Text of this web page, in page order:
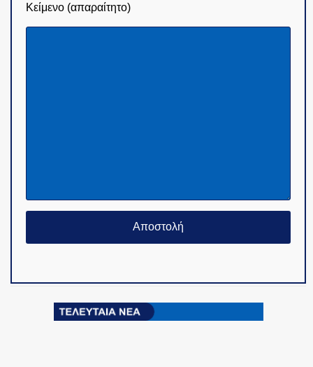
Κείμενο (απαραίτητο)